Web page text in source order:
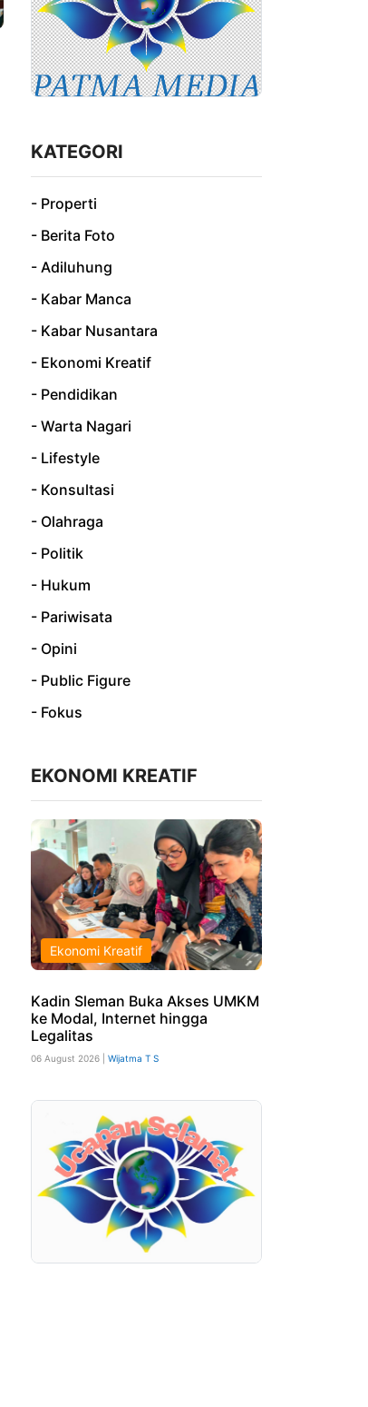
KATEGORI
- Properti
- Berita Foto
- Adiluhung
- Kabar Manca
- Kabar Nusantara
- Ekonomi Kreatif
- Pendidikan
- Warta Nagari
- Lifestyle
- Konsultasi
- Olahraga
- Politik
- Hukum
- Pariwisata
- Opini
- Public Figure
- Fokus
EKONOMI KREATIF
Ekonomi Kreatif
Kadin Sleman Buka Akses UMKM
ke Modal, Internet hingga
Legalitas
06 August 2026 | Wijatma T S